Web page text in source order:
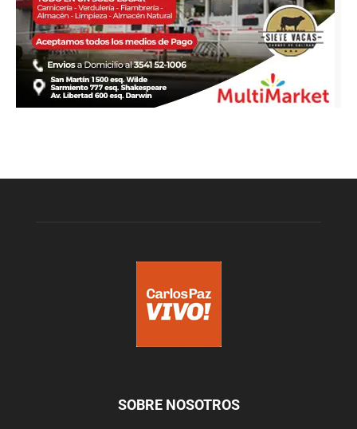
SOBRE NOSOTROS